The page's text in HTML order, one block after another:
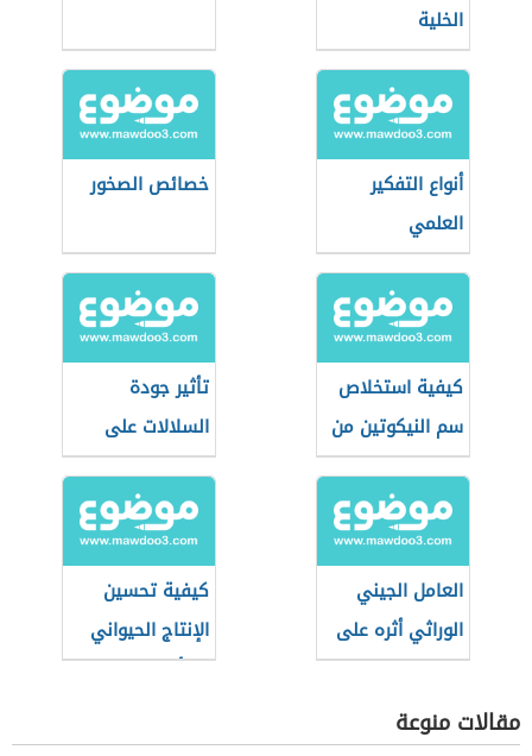
الخلية
أنواع التفكير
العلمي
خصائص الصخور
كيفية استخلاص
سم النيكوتين من
التبغ
تأثير جودة
السلالات على
الإنتاج الحيواني
العامل الجيني
الوراثي أثره على
الطاقة الإيجابية
كيفية تحسين
الإنتاج الحيواني
بالتأثير على الغذاء
مقالات منوعة